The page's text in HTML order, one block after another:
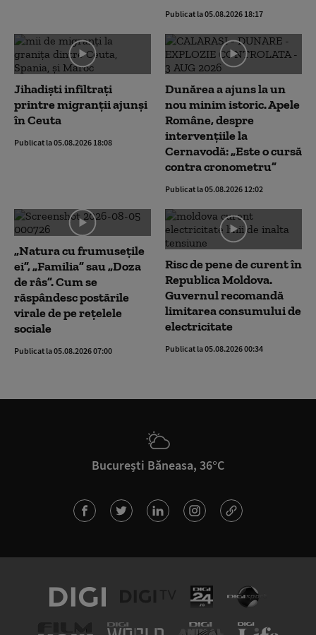
Publicat la 05.08.2026 18:17
Jihadiști infiltrați
printre migranții ajunși
în Ceuta
Publicat la 05.08.2026 18:08
Dunărea a ajuns la un
nou minim istoric. Apele
Române, despre
intervențiile la
Cernavodă: „Este o cursă
contra cronometru”
Publicat la 05.08.2026 12:02
„Natura cu frumusețile
ei”, „Familia” sau „Doza
de râs”. Cum se
răspândesc postările
virale de pe rețelele
sociale
Publicat la 05.08.2026 07:00
Risc de pene de curent în
Republica Moldova.
Guvernul recomandă
limitarea consumului de
electricitate
Publicat la 05.08.2026 00:34
București Băneasa, 36°C